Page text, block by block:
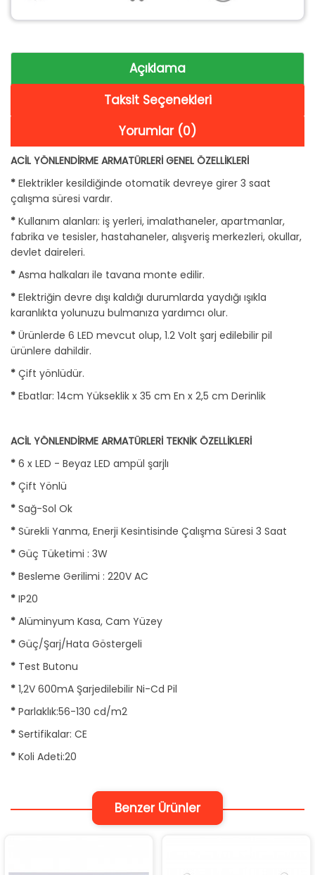
Açıklama
Taksit Seçenekleri
Yorumlar (0)
ACİL YÖNLENDİRME ARMATÜRLERİ GENEL ÖZELLİKLERİ
* Elektrikler kesildiğinde otomatik devreye girer 3 saat
çalışma süresi vardır.
* Kullanım alanları: iş yerleri, imalathaneler, apartmanlar,
fabrika ve tesisler, hastahaneler, alışveriş merkezleri, okullar,
devlet daireleri.
* Asma halkaları ile tavana monte edilir.
* Elektriğin devre dışı kaldığı durumlarda yaydığı ışıkla
karanlıkta yolunuzu bulmanıza yardımcı olur.
* Ürünlerde 6 LED mevcut olup, 1.2 Volt şarj edilebilir pil
ürünlere dahildir.
* Çift yönlüdür.
* Ebatlar: 14cm Yükseklik x 35 cm En x 2,5 cm Derinlik
ACİL YÖNLENDİRME ARMATÜRLERİ TEKNİK ÖZELLİKLERİ
* 6 x LED - Beyaz LED ampül şarjlı
* Çift Yönlü
* Sağ-Sol Ok
* Sürekli Yanma, Enerji Kesintisinde Çalışma Süresi 3 Saat
* Güç Tüketimi : 3W
* Besleme Gerilimi : 220V AC
* IP20
* Alüminyum Kasa, Cam Yüzey
* Güç/Şarj/Hata Göstergeli
* Test Butonu
* 1,2V 600mA Şarjedilebilir Ni-Cd Pil
* Parlaklık:56-130 cd/m2
* Sertifikalar: CE
* Koli Adeti:20
Benzer Ürünler